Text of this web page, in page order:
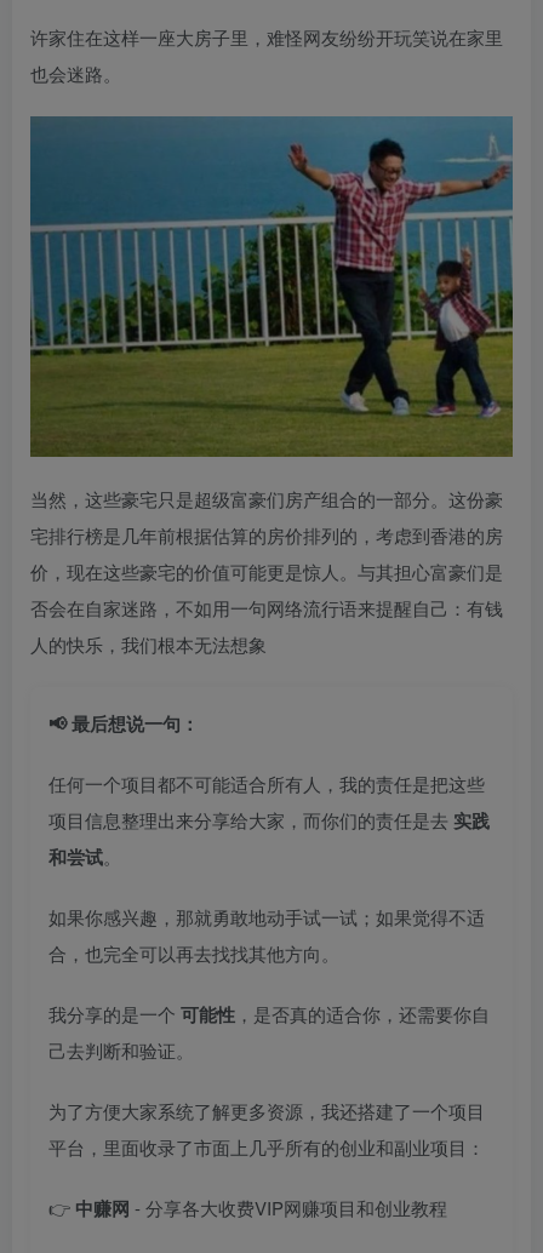
许家住在这样一座大房子里，难怪网友纷纷开玩笑说在家里
也会迷路。
当然，这些豪宅只是超级富豪们房产组合的一部分。这份豪
宅排行榜是几年前根据估算的房价排列的，考虑到香港的房
价，现在这些豪宅的价值可能更是惊人。与其担心富豪们是
否会在自家迷路，不如用一句网络流行语来提醒自己：有钱
人的快乐，我们根本无法想象
📢 最后想说一句：
任何一个项目都不可能适合所有人，我的责任是把这些
项目信息整理出来分享给大家，而你们的责任是去 实践
和尝试。
如果你感兴趣，那就勇敢地动手试一试；如果觉得不适
合，也完全可以再去找找其他方向。
我分享的是一个 可能性 ，是否真的适合你，还需要你自
己去判断和验证。
为了方便大家系统了解更多资源，我还搭建了一个项目
平台，里面收录了市面上几乎所有的创业和副业项目：
👉 中赚网 - 分享各大收费VIP网赚项目和创业教程